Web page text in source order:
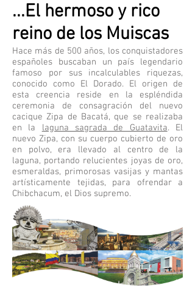
...El hermoso y rico
reino de los Muiscas
Hace más de 500 años, los conquistadores
españoles buscaban un país legendario
famoso por sus incalculables riquezas,
conocido como El Dorado. El origen de
esta creencia reside en la espléndida
ceremonia de consagración del nuevo
cacique Zipa de Bacatá, que se realizaba
en la laguna sagrada de Guatavita. El
nuevo Zipa, con su cuerpo cubierto de oro
en polvo, era llevado al centro de la
laguna, portando relucientes joyas de oro,
esmeraldas, primorosas vasijas y mantas
artísticamente tejidas, para ofrendar a
Chibchacum, el Dios supremo.